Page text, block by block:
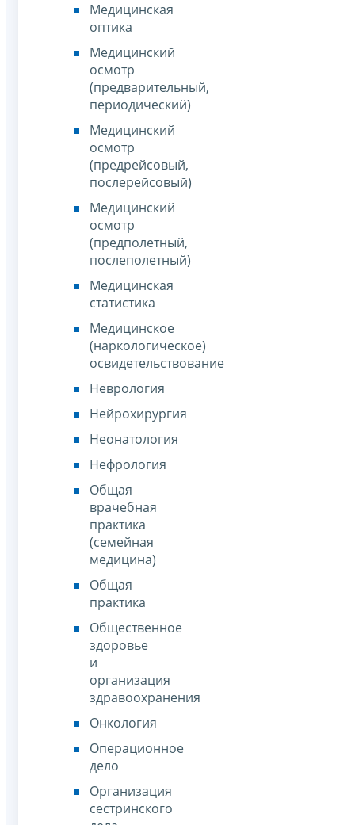
Медицинская
оптика
Медицинский
осмотр
(предварительный,
периодический)
Медицинский
осмотр
(предрейсовый,
послерейсовый)
Медицинский
осмотр
(предполетный,
послеполетный)
Медицинская
статистика
Медицинское
(наркологическое)
освидетельствование
Неврология
Нейрохирургия
Неонатология
Нефрология
Общая
врачебная
практика
(семейная
медицина)
Общая
практика
Общественное
здоровье
и
организация
здравоохранения
Онкология
Операционное
дело
Организация
сестринского